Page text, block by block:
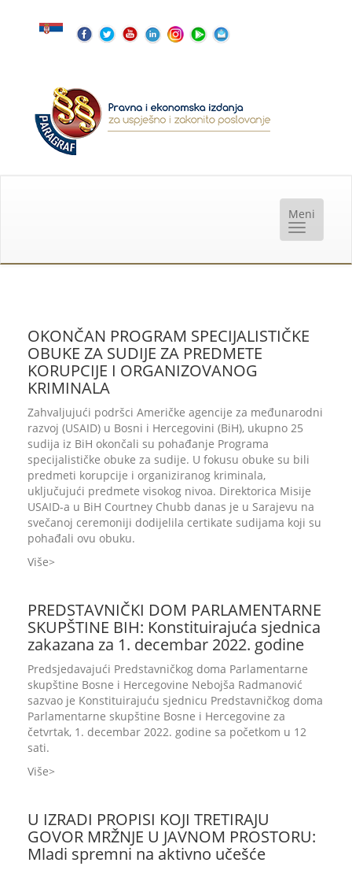
OKONČAN PROGRAM SPECIJALISTIČKE
OBUKE ZA SUDIJE ZA PREDMETE
KORUPCIJE I ORGANIZOVANOG
KRIMINALA
Zahvaljujući podršci Američke agencije za međunarodni
razvoj (USAID) u Bosni i Hercegovini (BiH), ukupno 25
sudija iz BiH okončali su pohađanje Programa
specijalističke obuke za sudije. U fokusu obuke su bili
predmeti korupcije i organiziranog kriminala,
uključujući predmete visokog nivoa. Direktorica Misije
USAID-a u BiH Courtney Chubb danas je u Sarajevu na
svečanoj ceremoniji dodijelila certikate sudijama koji su
pohađali ovu obuku.
Više
PREDSTAVNIČKI DOM PARLAMENTARNE
SKUPŠTINE BIH: Konstituirajuća sjednica
zakazana za 1. decembar 2022. godine
Predsjedavajući Predstavničkog doma Parlamentarne
skupštine Bosne i Hercegovine Nebojša Radmanović
sazvao je Konstituirajuću sjednicu Predstavničkog doma
Parlamentarne skupštine Bosne i Hercegovine za
četvrtak, 1. decembar 2022. godine sa početkom u 12
sati.
Više
U IZRADI PROPISI KOJI TRETIRAJU
GOVOR MRŽNJE U JAVNOM PROSTORU:
Mladi spremni na aktivno učešće